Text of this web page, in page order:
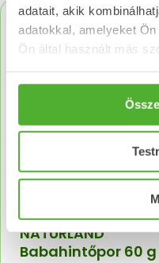
adatait, akik
adatokkal, amelyeket
Ön által használt más
NATURLAND
Babahintőpor 60 g